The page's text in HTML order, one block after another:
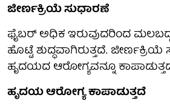
ಜೀರ್ಣಕ್ರಿಯೆ ಸುಧಾರಣೆ
ಫೈಬರ್‌ ಅಧಿಕ ಇರುವುದರಿಂದ
ಹೊಟ್ಟೆ ಶುದ್ಧವಾಗಿರುತ್ತದೆ. ಜೀರ್ಣಕ್ರಿಯೆ
ಹೃದಯದ ಆರೋಗ್ಯವನ್ನೂ
ಹೃದಯ ಆರೋಗ್ಯ ಕಾಪಾಡುತ್ತದೆ